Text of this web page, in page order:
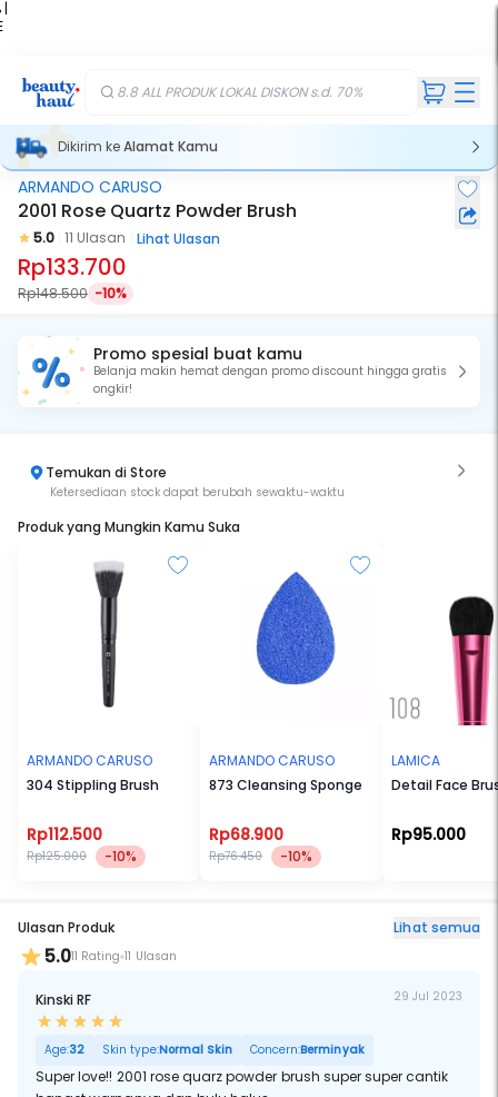
|
8.8 ALL PRODUK LOKAL DISKON s.d. 70%
Dikirim keAlamat Kamu
ARMANDO CARUSO
2001 Rose Quartz Powder Brush
5.0 11 Ulasan Lihat Ulasan
Rp133.700
Rp148.500 -10%
Promo spesial buat kamu
Belanja makin hemat dengan promo discount hingga gratis
ongkir!
Temukan di Store
Ketersediaan stock dapat berubah sewaktu-waktu
Produk yang Mungkin Kamu Suka
ARMANDO CARUSO
304 Stippling Brush
Rp112.500
Rp125.000 -10%
ARMANDO CARUSO
873 Cleansing Sponge
Rp68.900
Rp76.450 -10%
LAMICA
Detail Face
Rp95.000
Ulasan Produk Lihat semua
5.011 Rating 11 Ulasan
Kinski RF 29 Jul 2023
Age:32 Skin type:Normal Skin Concern:Berminyak
Super love!! 2001 rose quarz powder brush super super cantik